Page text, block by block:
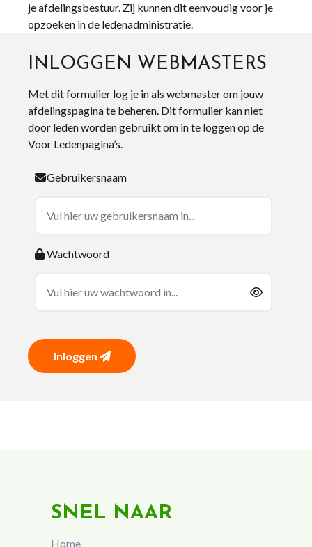
je afdelingsbestuur. Zij kunnen dit eenvoudig voor je
opzoeken in de ledenadministratie.
INLOGGEN WEBMASTERS
Met dit formulier log je in als webmaster om jouw
afdelingspagina te beheren. Dit formulier kan niet
door leden worden gebruikt om in te loggen op de
Voor Ledenpagina’s.
Gebruikersnaam
Wachtwoord
Inloggen
SNEL NAAR
Home